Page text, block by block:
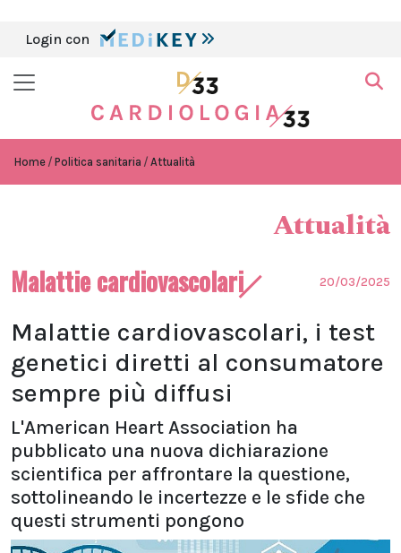
Login con
Home Politica sanitaria Attualità
Attualità
Malattie cardiovascolari 20/03/2025
Malattie cardiovascolari, i test
genetici diretti al consumatore
sempre più diffusi
L'American Heart Association ha
pubblicato una nuova dichiarazione
scientifica per affrontare la questione,
sottolineando le incertezze e le sfide che
questi strumenti pongono